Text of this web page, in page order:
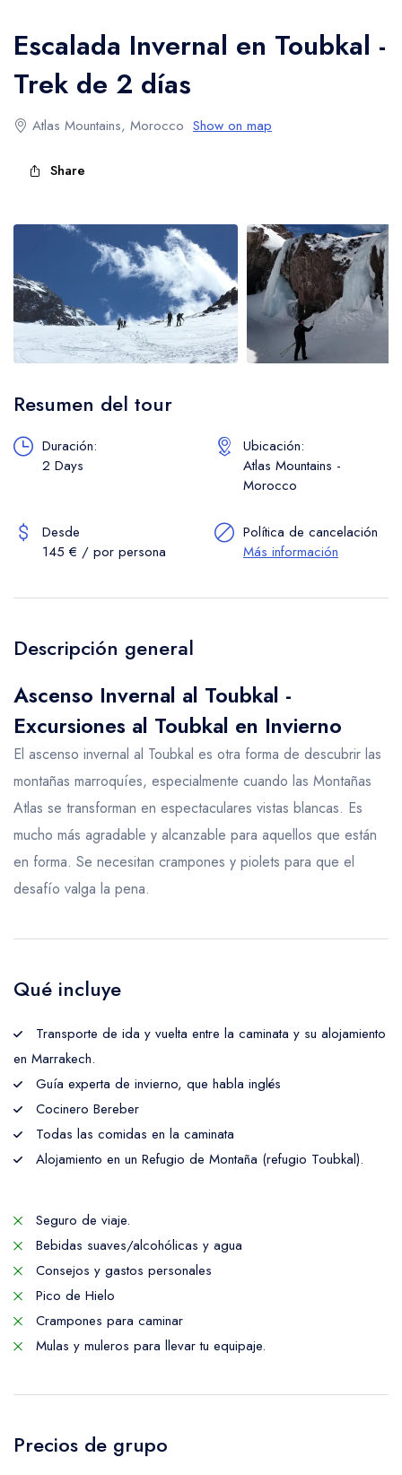
Escalada Invernal en Toubkal -
Trek de 2 días
Atlas Mountains, Morocco Show on map
Share
Resumen del tour
Duración:
2 Days
Ubicación:
Atlas Mountains -
Morocco
Desde
145 € / por persona
Política de cancelación
Más información
Descripción general
Ascenso Invernal al Toubkal -
Excursiones al Toubkal en Invierno
El ascenso invernal al Toubkal es otra forma de descubrir las
montañas marroquíes, especialmente cuando las Montañas
Atlas se transforman en espectaculares vistas blancas. Es
mucho más agradable y alcanzable para aquellos que están
en forma. Se necesitan crampones y piolets para que el
desafío valga la pena.
Qué incluye
Transporte de ida y vuelta entre la caminata y su alojamiento
en Marrakech.
Guía experta de invierno, que habla inglés
Cocinero Bereber
Todas las comidas en la caminata
Alojamiento en un Refugio de Montaña (refugio Toubkal).
Seguro de viaje.
Bebidas suaves/alcohólicas y agua
Consejos y gastos personales
Pico de Hielo
Crampones para caminar
Mulas y muleros para llevar tu equipaje.
Precios de grupo